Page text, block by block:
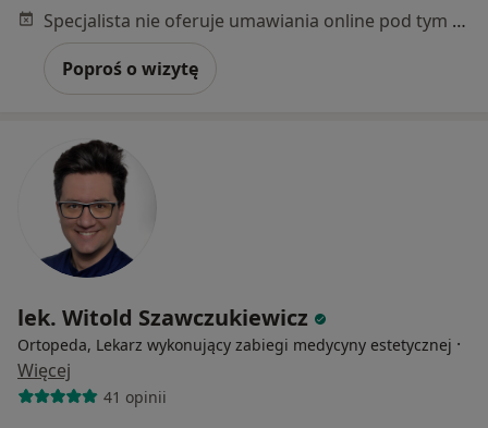
Specjalista nie oferuje umawiania online pod tym adresem.
Poproś o wizytę
lek. Witold Szawczukiewicz
Ortopeda, Lekarz wykonujący zabiegi medycyny estetycznej ·
Więcej
41 opinii